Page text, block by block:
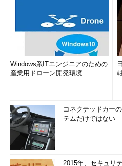
Windows系ITエンジニアのための
産業用ドローン開発環境
コネクテッドカー
テムだけではない
2015年、セキュリ